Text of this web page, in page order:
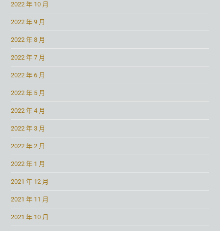
2022 年 10 月
2022 年 9 月
2022 年 8 月
2022 年 7 月
2022 年 6 月
2022 年 5 月
2022 年 4 月
2022 年 3 月
2022 年 2 月
2022 年 1 月
2021 年 12 月
2021 年 11 月
2021 年 10 月